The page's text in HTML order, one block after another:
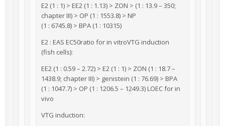
E2 (1 : 1) > EE2 (1 : 1.13) > ZON > (1 : 13.9 – 350;
chapter III) > OP (1 : 1553.8) > NP
(1 : 6745.8) > BPA (1 : 10315)
E2 : EAS EC50ratio for in vitroVTG induction
(fish cells):
EE2 (1 : 0.59 – 2.72) > E2 (1 : 1) > ZON (1 : 18.7 –
1438.9; chapter III) > genistein (1 : 76.69) > BPA
(1 : 1047.7) > OP (1 : 1206.5 – 1249.3) LOEC for in
vivo
VTG induction: